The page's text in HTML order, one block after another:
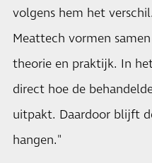
volgens hem het
Meattech vormen
theorie en praktijk. In
direct hoe de
uitpakt. Daardoor blijft
hangen."